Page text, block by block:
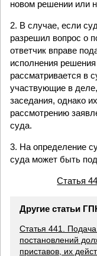
новом решении или
2. В случае, если
разрешил вопрос о
ответчик вправе
исполнения
рассматривается в
участвующие в
заседания, однако
рассмотрению
суда.
3. На определение
суда может быть
Статья
Другие статьи
Статья 441.
постановлений
приставов, их